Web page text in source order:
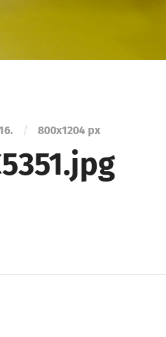
/ 800x1204 px